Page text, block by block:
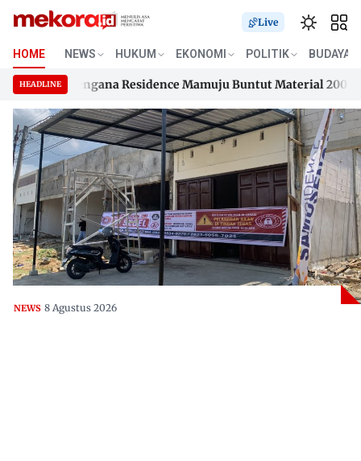
Skip
content
Live
HOME NEWS HUKUM EKONOMI POLITIK BUDAYA
HEADLINE
Samusengana Residence Mamuju Buntut Material 200 Juta
Samusengana Residence Mamuju Buntut Material 200 Juta
NEWS 8 Agustus 2026